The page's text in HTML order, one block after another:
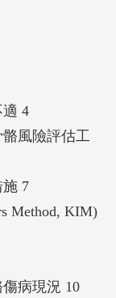
4
風險評估工
7
Method, KIM)
病現況 10